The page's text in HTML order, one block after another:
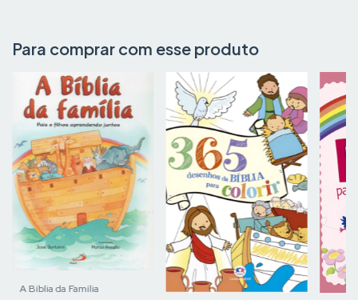
Para comprar com esse produto
A Bíblia da Família